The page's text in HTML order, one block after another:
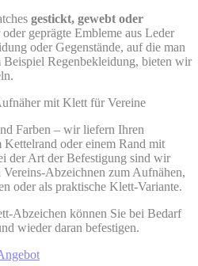
gestickt, gewebt oder
geprägte Embleme aus Leder
oder Gegenstände, auf die man
Regenbekleidung, bieten wir
Farben – wir liefern Ihren
Kettelrand oder einem Rand mit
der Art der Befestigung sind wir
Abzeichnen zum Aufnähen,
oder als praktische Klett-Variante.
Abzeichen können Sie bei Bedarf
wieder daran befestigen.